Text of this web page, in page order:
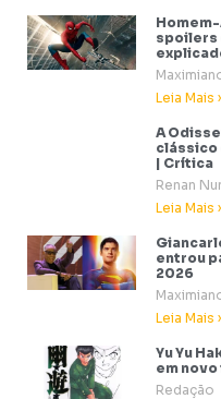
Homem-
spoilers
Leia Mais
A
clássico
| Crítica
Renan
Leia Mais
entrou
2026
Leia Mais
Yu Yu
em
Redação